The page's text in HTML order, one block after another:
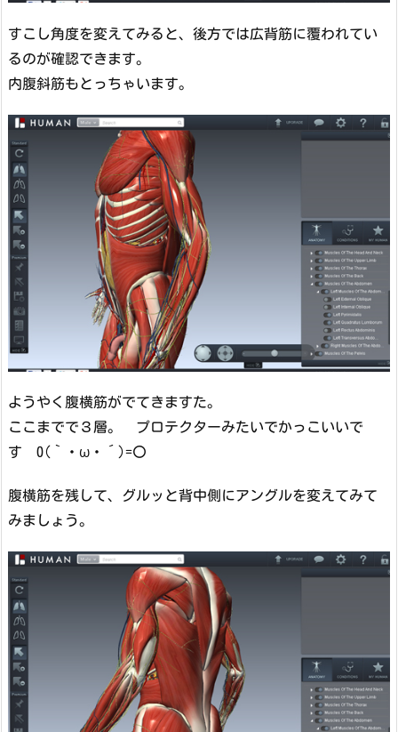
すこし角度を変えてみると、後方では広背筋に覆われてい
るのが確認できます。
内腹斜筋もとっちゃいます。
ようやく腹横筋がでてきますた。
ここまでで３層。 プロテクターみたいでかっこいいで
す 0(｀・ω・´)=〇
腹横筋を残して、グルッと背中側にアングルを変えてみて
みましょう。